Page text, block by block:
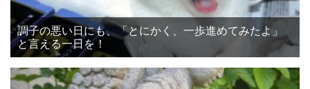
調子の悪い日にも、「とにかく、一歩進めてみたよ」
と言える一日を！